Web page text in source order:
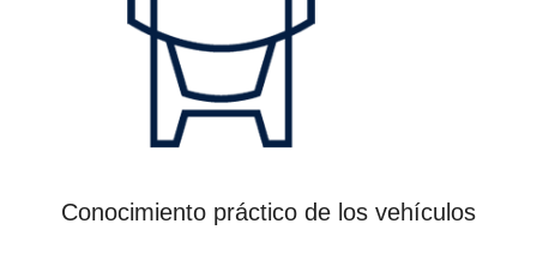
Conocimiento práctico de los vehículos